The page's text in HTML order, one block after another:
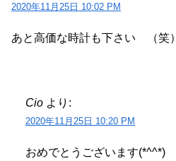
2020年11月25日 10:02 PM
あと高価な時計も下さい （笑）
Cio より:
2020年11月25日 10:20 PM
おめでとうございます(*^^*)